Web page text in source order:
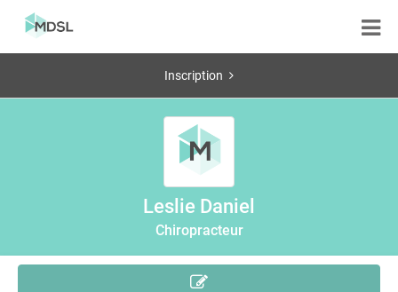
Inscription
Leslie Daniel
Chiropracteur